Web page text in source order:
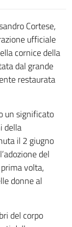
Cortese,
ufficiale
cornice della
dal grande
restaurata
un significato
della
il 2 giugno
del
volta,
donne al
del corpo